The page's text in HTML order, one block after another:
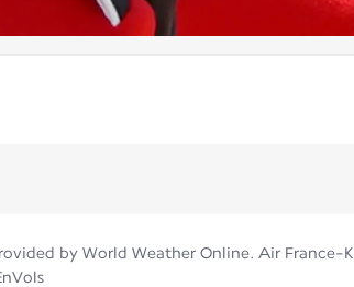
by World Weather Online. Air